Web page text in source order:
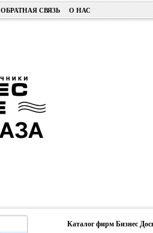
ОБРАТНАЯ СВЯЗЬ О НАС
Каталог фирм Бизнес